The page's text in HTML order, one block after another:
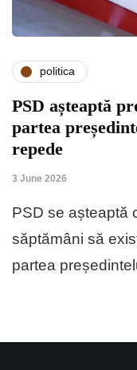
politica
PSD așteaptă
partea
repede
3 June 2026
PSD se așteaptă
săptămâni să
partea